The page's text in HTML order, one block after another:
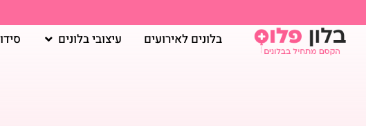
בלונים לאירועים עיצובי בלונים